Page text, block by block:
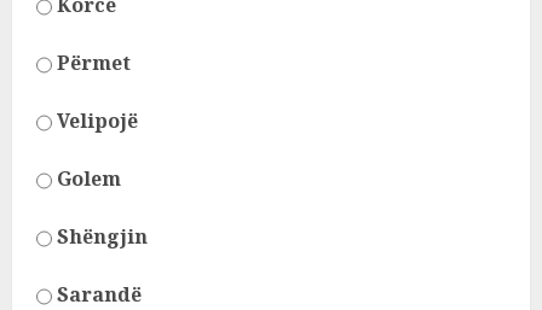
Përmet
Velipojë
Golem
Shëngjin
Sarandë